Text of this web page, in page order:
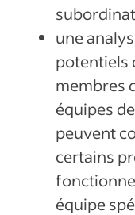
une
potentiels
membres
équipes
peuvent
certains
équipe